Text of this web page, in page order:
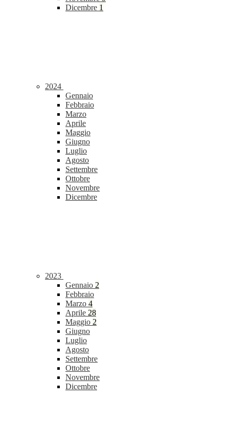
Dicembre 1
2024
Gennaio
Febbraio
Marzo
Aprile
Maggio
Giugno
Luglio
Agosto
Settembre
Ottobre
Novembre
Dicembre
2023
Gennaio 2
Febbraio
Marzo 4
Aprile 28
Maggio 2
Giugno
Luglio
Agosto
Settembre
Ottobre
Novembre
Dicembre